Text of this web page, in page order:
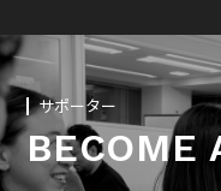
サポーター
BECOME